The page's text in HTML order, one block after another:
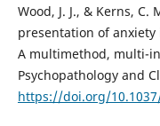
Wood, J. J., & Kerns,
presentation of
A multimethod, multi-
Psychopathology and
https://doi.org/